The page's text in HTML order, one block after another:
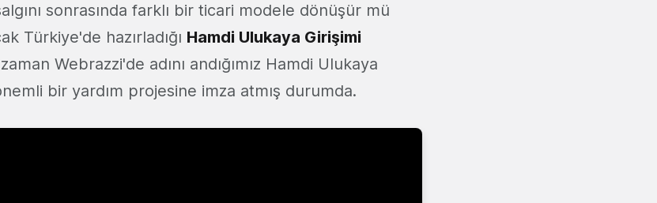
sonrasında farklı bir ticari modele dönüşür mü
Türkiye'de hazırladığı Hamdi Ulukaya Girişimi
Webrazzi'de adını andığımız Hamdi Ulukaya
bir yardım projesine imza atmış durumda.